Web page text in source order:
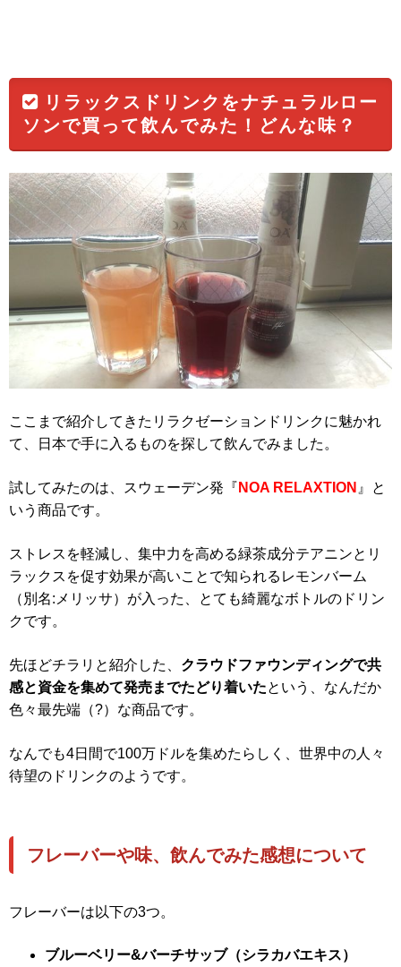
リラックスドリンクをナチュラルロー
ソンで買って飲んでみた！どんな味？
ここまで紹介してきたリラクゼーションドリンクに魅かれ
て、日本で手に入るものを探して飲んでみました。
試してみたのは、スウェーデン発『 NOA RELAXTION 』と
いう商品です。
ストレスを軽減し、集中力を高める緑茶成分テアニンとリ
ラックスを促す効果が高いことで知られるレモンバーム
（別名:メリッサ）が入った、とても綺麗なボトルのドリン
クです。
先ほどチラリと紹介した、 クラウドファウンディングで共
感と資金を集めて発売までたどり着いたという、なんだか
色々最先端（?）な商品です。
なんでも4日間で100万ドルを集めたらしく、世界中の人々
待望のドリンクのようです。
フレーバーや味、飲んでみた感想について
フレーバーは以下の3つ。
ブルーベリー&バーチサッブ（シラカバエキス）